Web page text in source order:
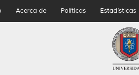
Acerca de Políticas Estadísticas